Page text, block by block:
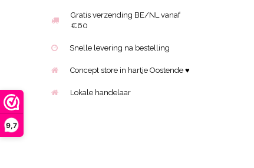
9,7
Gratis verzending BE/NL vanaf
€60
Snelle levering na bestelling
Concept store in hartje Oostende ♥
Lokale handelaar